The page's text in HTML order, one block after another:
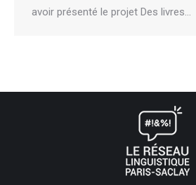
avoir présenté le projet Des livres…